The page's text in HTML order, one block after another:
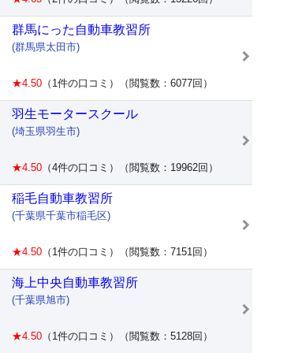
群馬にった自動車教習所
(群馬県太田市)
★4.50 （1件の口コミ）（閲覧数：6077回）
羽生モータースクール
(埼玉県羽生市)
★4.50 （4件の口コミ）（閲覧数：19962回）
稲毛自動車教習所
(千葉県千葉市稲毛区)
★4.50 （1件の口コミ）（閲覧数：7151回）
海上中央自動車教習所
(千葉県旭市)
★4.50 （1件の口コミ）（閲覧数：5128回）